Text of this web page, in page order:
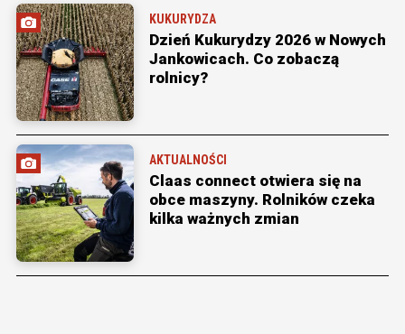
KUKURYDZA
Dzień Kukurydzy 2026 w Nowych
Jankowicach. Co zobaczą
rolnicy?
AKTUALNOŚCI
Claas connect otwiera się na
obce maszyny. Rolników czeka
kilka ważnych zmian